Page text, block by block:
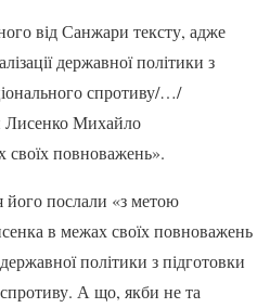
від Санжари тексту, адже
державної політики з
спротиву/…/
Лисенко Михайло
своїх повноважень».
його послали «з метою
в межах своїх повноважень
політики з підготовки
А що, якби не та